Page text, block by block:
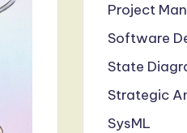
Project
Software
State
Strategic
SysML